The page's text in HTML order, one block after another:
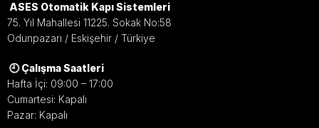
ASES Otomatik Kapı Sistemleri
75. Yıl Mahallesi 11225. Sokak No:58
Odunpazarı / Eskişehir / Türkiye
🕘 Çalışma Saatleri
Hafta İçi: 09:00 – 17:00
Cumartesi: Kapalı
Pazar: Kapalı